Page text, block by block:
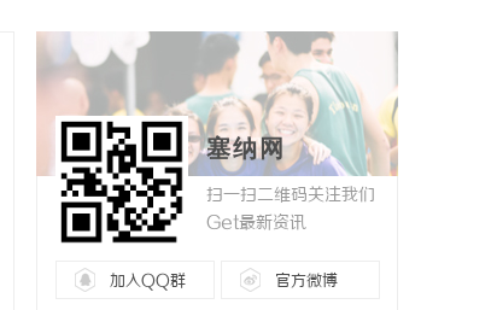
塞纳网
扫一扫二维码关注我们
Get最新资讯
加入QQ群 官方微博